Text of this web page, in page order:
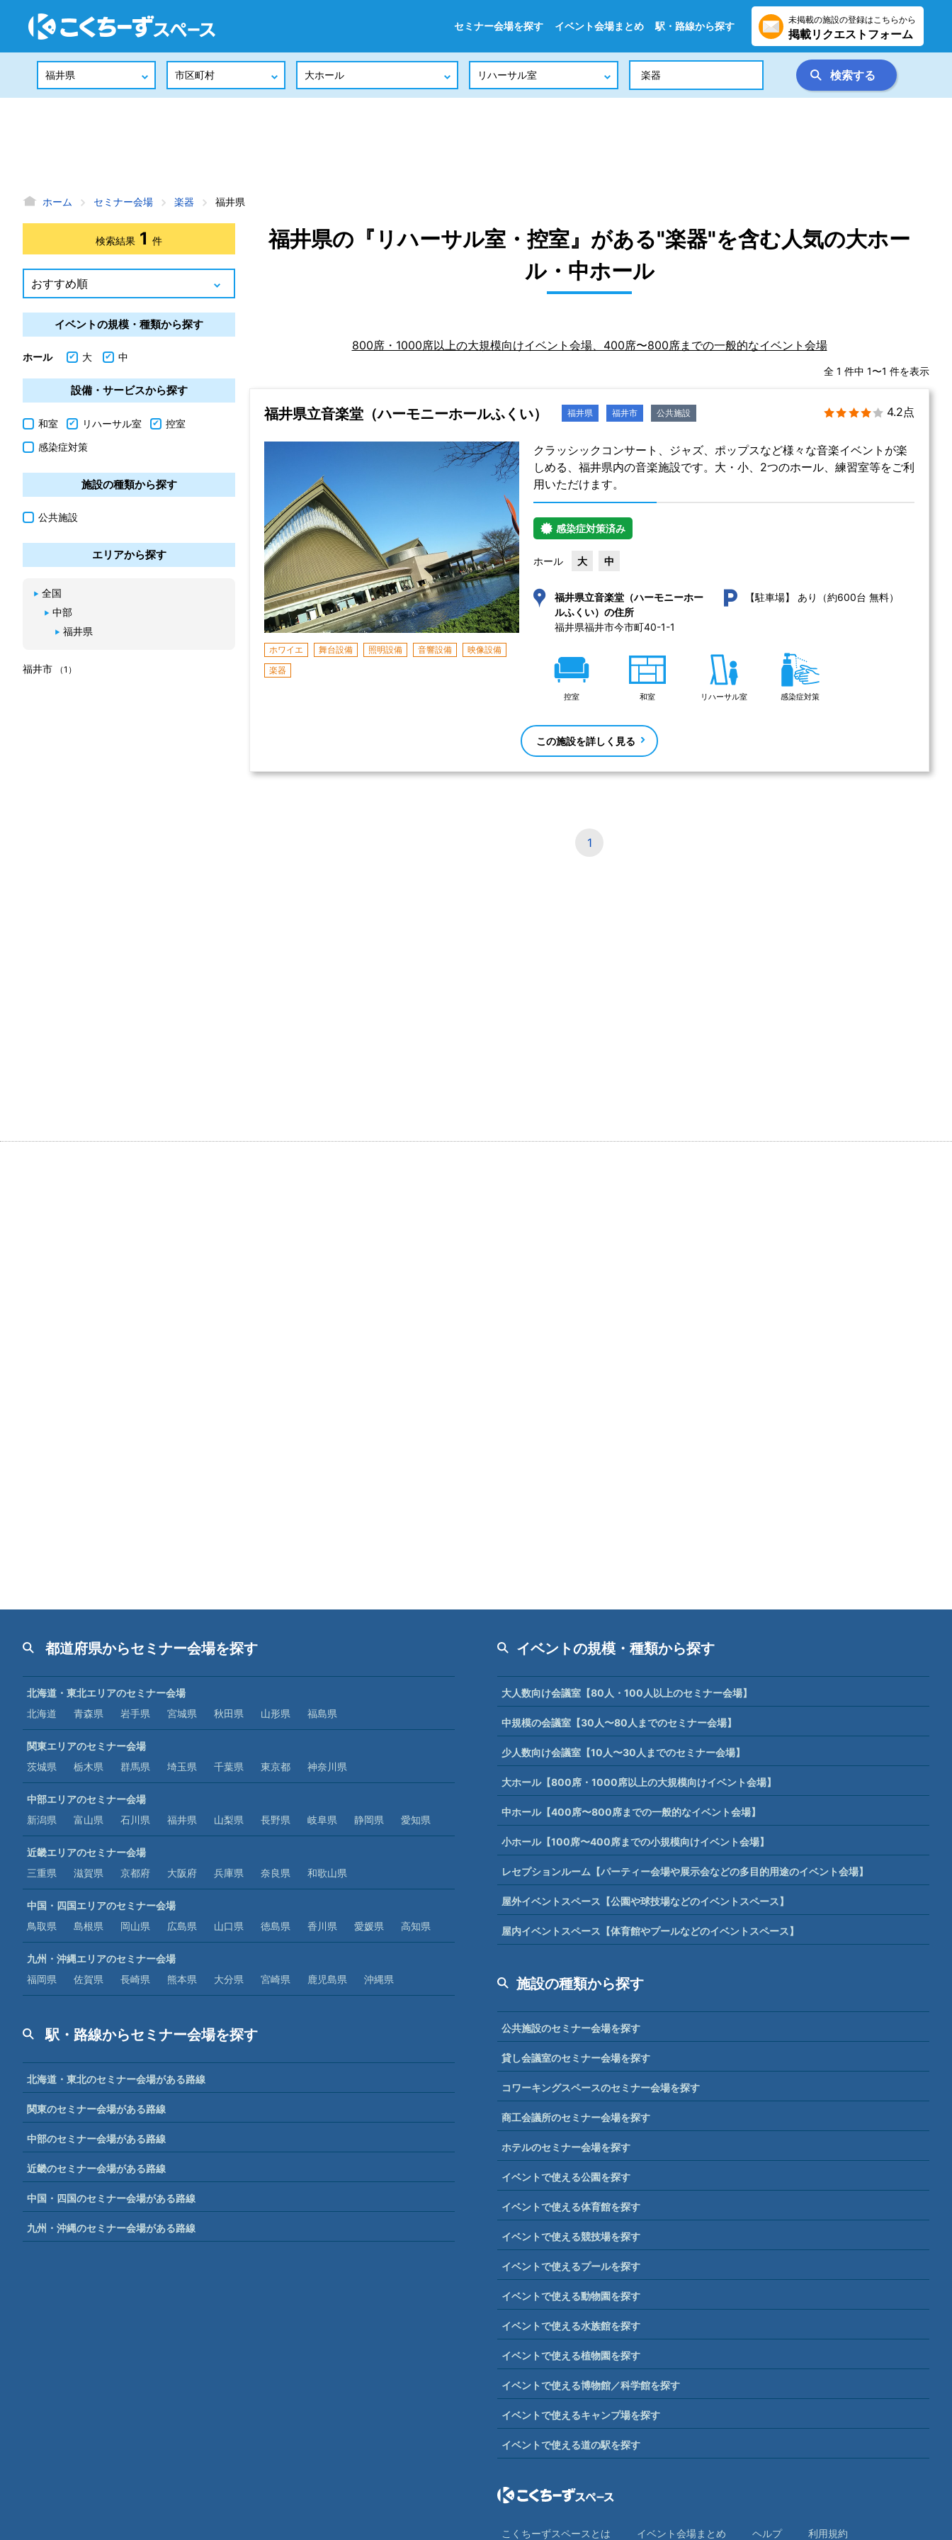
セミナー会場を探す イベント会場まとめ 駅・路線から探す
未掲載の施設の登録はこちらから
掲載リクエストフォーム
検索する
ホーム セミナー会場 楽器 福井県
福井県の『リハーサル室・控室』がある"楽器"を含む人気の大ホー
ル・中ホール
800席・1000席以上の大規模向けイベント会場、400席〜800席までの一般的なイベント会場
全 1 件中 1〜1 件を表示
福井県立音楽堂（ハーモニーホールふくい） 福井県 福井市 公共施設 4.2点
ホワイエ 舞台設備 照明設備 音響設備
映像設備
楽器
クラッシックコンサート、ジャズ、ポップスなど様々な音楽イベントが楽
しめる、福井県内の音楽施設です。大・小、2つのホール、練習室等をご利
用いただけます。
感染症対策済み
ホール 大 中
福井県立音楽堂（ハーモニーホー
ルふくい）の住所
福井県福井市今市町40-1-1
【駐車場】 あり（約600台 無料）
控室 和室 リハーサル室 感染症対策
この施設を詳しく見る
1
検索結果 1 件
イベントの規模・種類から探す
ホール 大 中
設備・サービスから探す
和室 リハーサル室
控室
感染症対策
施設の種類から探す
公共施設
エリアから探す
全国
中部
福井県
福井市 （1）
都道府県からセミナー会場を探す
北海道・東北エリアのセミナー会場
北海道
青森県 岩手県 宮城県 秋田県 山形県 福島県
関東エリアのセミナー会場
茨城県
栃木県 群馬県 埼玉県 千葉県 東京都 神奈川県
中部エリアのセミナー会場
新潟県
富山県 石川県 福井県 山梨県 長野県 岐阜県 静岡県 愛知県
近畿エリアのセミナー会場
三重県
滋賀県 京都府 大阪府 兵庫県 奈良県 和歌山県
中国・四国エリアのセミナー会場
鳥取県
島根県 岡山県 広島県 山口県 徳島県 香川県 愛媛県 高知県
九州・沖縄エリアのセミナー会場
福岡県
佐賀県 長崎県 熊本県 大分県 宮崎県 鹿児島県 沖縄県
駅・路線からセミナー会場を探す
北海道・東北のセミナー会場がある路線
関東のセミナー会場がある路線
中部のセミナー会場がある路線
近畿のセミナー会場がある路線
中国・四国のセミナー会場がある路線
九州・沖縄のセミナー会場がある路線
イベントの規模・種類から探す
大人数向け会議室【80人・100人以上のセミナー会場】
中規模の会議室【30人〜80人までのセミナー会場】
少人数向け会議室【10人〜30人までのセミナー会場】
大ホール【800席・1000席以上の大規模向けイベント会場】
中ホール【400席〜800席までの一般的なイベント会場】
小ホール【100席〜400席までの小規模向けイベント会場】
レセプションルーム【パーティー会場や展示会などの多目的用途のイベント会場】
屋外イベントスペース【公園や球技場などのイベントスペース】
屋内イベントスペース【体育館やプールなどのイベントスペース】
施設の種類から探す
公共施設のセミナー会場を探す
貸し会議室のセミナー会場を探す
コワーキングスペースのセミナー会場を探す
商工会議所のセミナー会場を探す
ホテルのセミナー会場を探す
イベントで使える公園を探す
イベントで使える体育館を探す
イベントで使える競技場を探す
イベントで使えるプールを探す
イベントで使える動物園を探す
イベントで使える水族館を探す
イベントで使える植物園を探す
イベントで使える博物館／科学館を探す
イベントで使えるキャンプ場を探す
イベントで使える道の駅を探す
こくちーずスペースとは イベント会場まとめ ヘルプ 利⽤規約